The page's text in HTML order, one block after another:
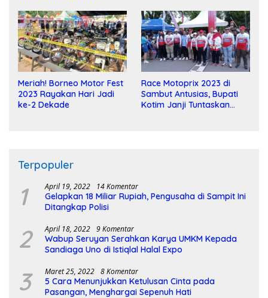
Meriah! Borneo Motor Fest
2023 Rayakan Hari Jadi
ke-2 Dekade
Race Motoprix 2023 di
Sambut Antusias, Bupati
Kotim Janji Tuntaskan
Terpopuler
1 April 19, 2022 14 Komentar
Gelapkan 18 Miliar Rupiah, Pengusaha di Sampit Ini
Ditangkap Polisi
2 April 18, 2022 9 Komentar
Wabup Seruyan Serahkan Karya UMKM Kepada
Sandiaga Uno di Istiqlal Halal Expo
3 Maret 25, 2022 8 Komentar
5 Cara Menunjukkan Ketulusan Cinta pada
Pasangan, Menghargai Sepenuh Hati